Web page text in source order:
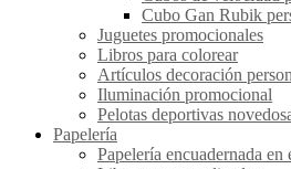
Cubo Gan Rubik
Juguetes promocionales
Libros para colorear
Artículos decoración
Iluminación promocional
Pelotas deportivas
Papelería
Papelería encuadernada en